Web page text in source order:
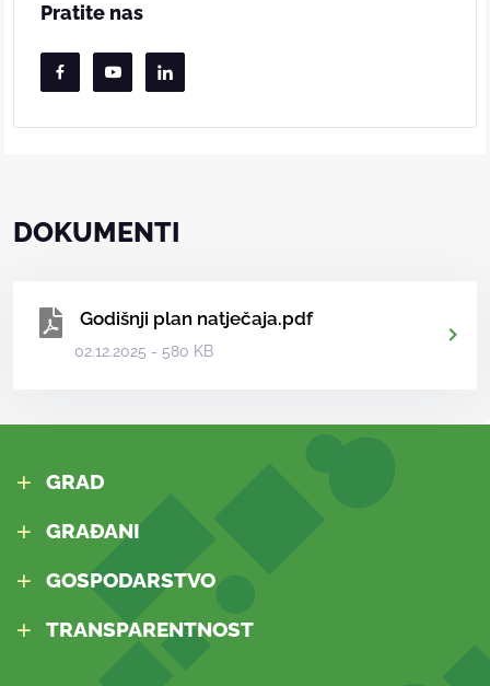
Pratite nas
DOKUMENTI
Godišnji plan natječaja.pdf
02.12.2025 - 580 KB
GRAD
GRAĐANI
GOSPODARSTVO
TRANSPARENTNOST